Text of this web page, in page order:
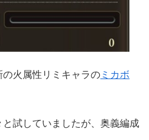
火属性リミキャラの ミカボ
試していましたが、奥義編成